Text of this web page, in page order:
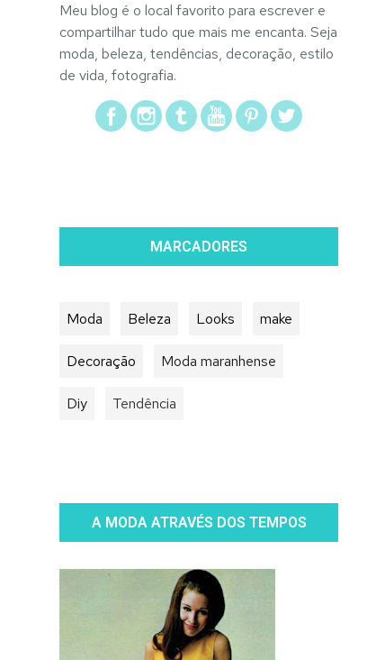
Meu blog é o local favorito para escrever e
compartilhar tudo que mais me encanta. Seja
moda, beleza, tendências, decoração, estilo
de vida, fotografia.
MARCADORES
Moda Beleza Looks make
Decoração Moda maranhense
Diy Tendência
A MODA ATRAVÉS DOS TEMPOS